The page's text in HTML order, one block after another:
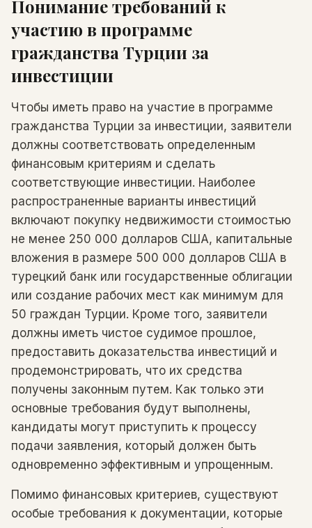
Понимание требований к
участию в программе
гражданства Турции за
инвестиции
Чтобы иметь право на участие в программе
гражданства Турции за инвестиции, заявители
должны соответствовать определенным
финансовым критериям и сделать
соответствующие инвестиции. Наиболее
распространенные варианты инвестиций
включают покупку недвижимости стоимостью
не менее 250 000 долларов США, капитальные
вложения в размере 500 000 долларов США в
турецкий банк или государственные облигации
или создание рабочих мест как минимум для
50 граждан Турции. Кроме того, заявители
должны иметь чистое судимое прошлое,
предоставить доказательства инвестиций и
продемонстрировать, что их средства
получены законным путем. Как только эти
основные требования будут выполнены,
кандидаты могут приступить к процессу
подачи заявления, который должен быть
одновременно эффективным и упрощенным.
Помимо финансовых критериев, существуют
особые требования к документации, которые